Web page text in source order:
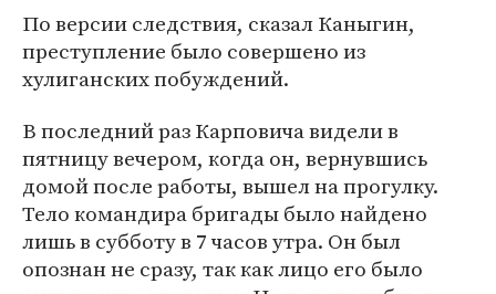
По версии следствия, сказал Каныгин,
преступление было совершено из
хулиганских побуждений.
В последний раз Карповича видели в
пятницу вечером, когда он, вернувшись
домой после работы, вышел на прогулку.
Тело командира бригады было найдено
лишь в субботу в 7 часов утра. Он был
опознан не сразу, так как лицо его было